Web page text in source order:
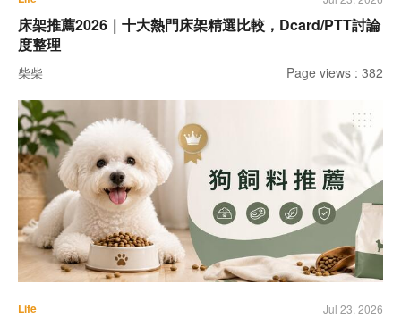
床架推薦2026｜十大熱門床架精選比較，Dcard/PTT討論
度整理
柴柴 Page views : 382
Life Jul 23, 2026